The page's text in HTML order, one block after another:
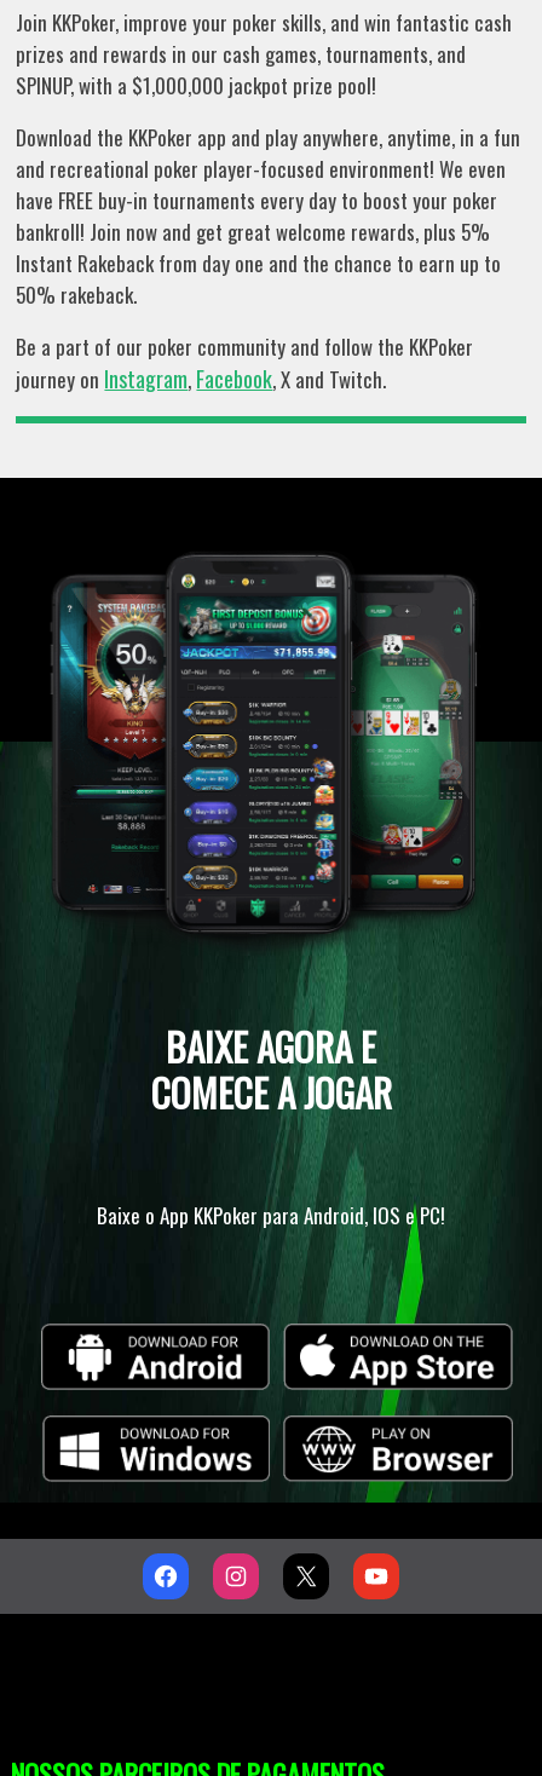
Join KKPoker, improve your poker skills, and win fantastic cash
prizes and rewards in our cash games, tournaments, and
SPINUP, with a $1,000,000 jackpot prize pool!
Download the KKPoker app and play anywhere, anytime, in a fun
and recreational poker player-focused environment! We even
have FREE buy-in tournaments every day to boost your poker
bankroll! Join now and get great welcome rewards, plus 5%
Instant Rakeback from day one and the chance to earn up to
50% rakeback.
Be a part of our poker community and follow the KKPoker
journey on Instagram, Facebook, X and Twitch.
BAIXE AGORA E
COMECE A JOGAR
Baixe o App KKPoker para Android, IOS e PC!